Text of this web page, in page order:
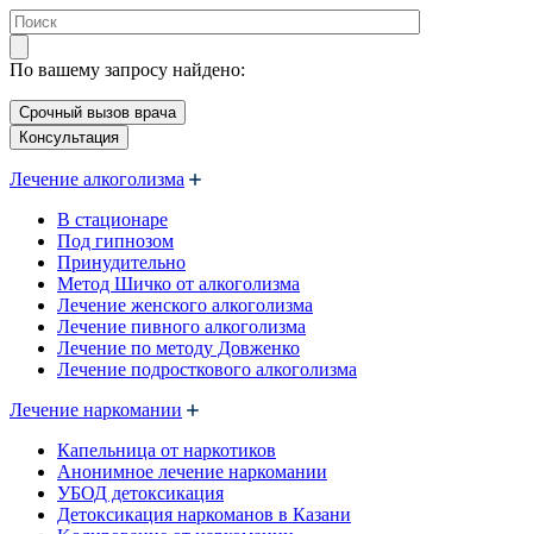
По вашему запросу найдено:
Срочный вызов врача
Консультация
Лечение алкоголизма
В стационаре
Под гипнозом
Принудительно
Метод Шичко от алкоголизма
Лечение женского алкоголизма
Лечение пивного алкоголизма
Лечение по методу Довженко
Лечение подросткового алкоголизма
Лечение наркомании
Капельница от наркотиков
Анонимное лечение наркомании
УБОД детоксикация
Детоксикация наркоманов в Казани